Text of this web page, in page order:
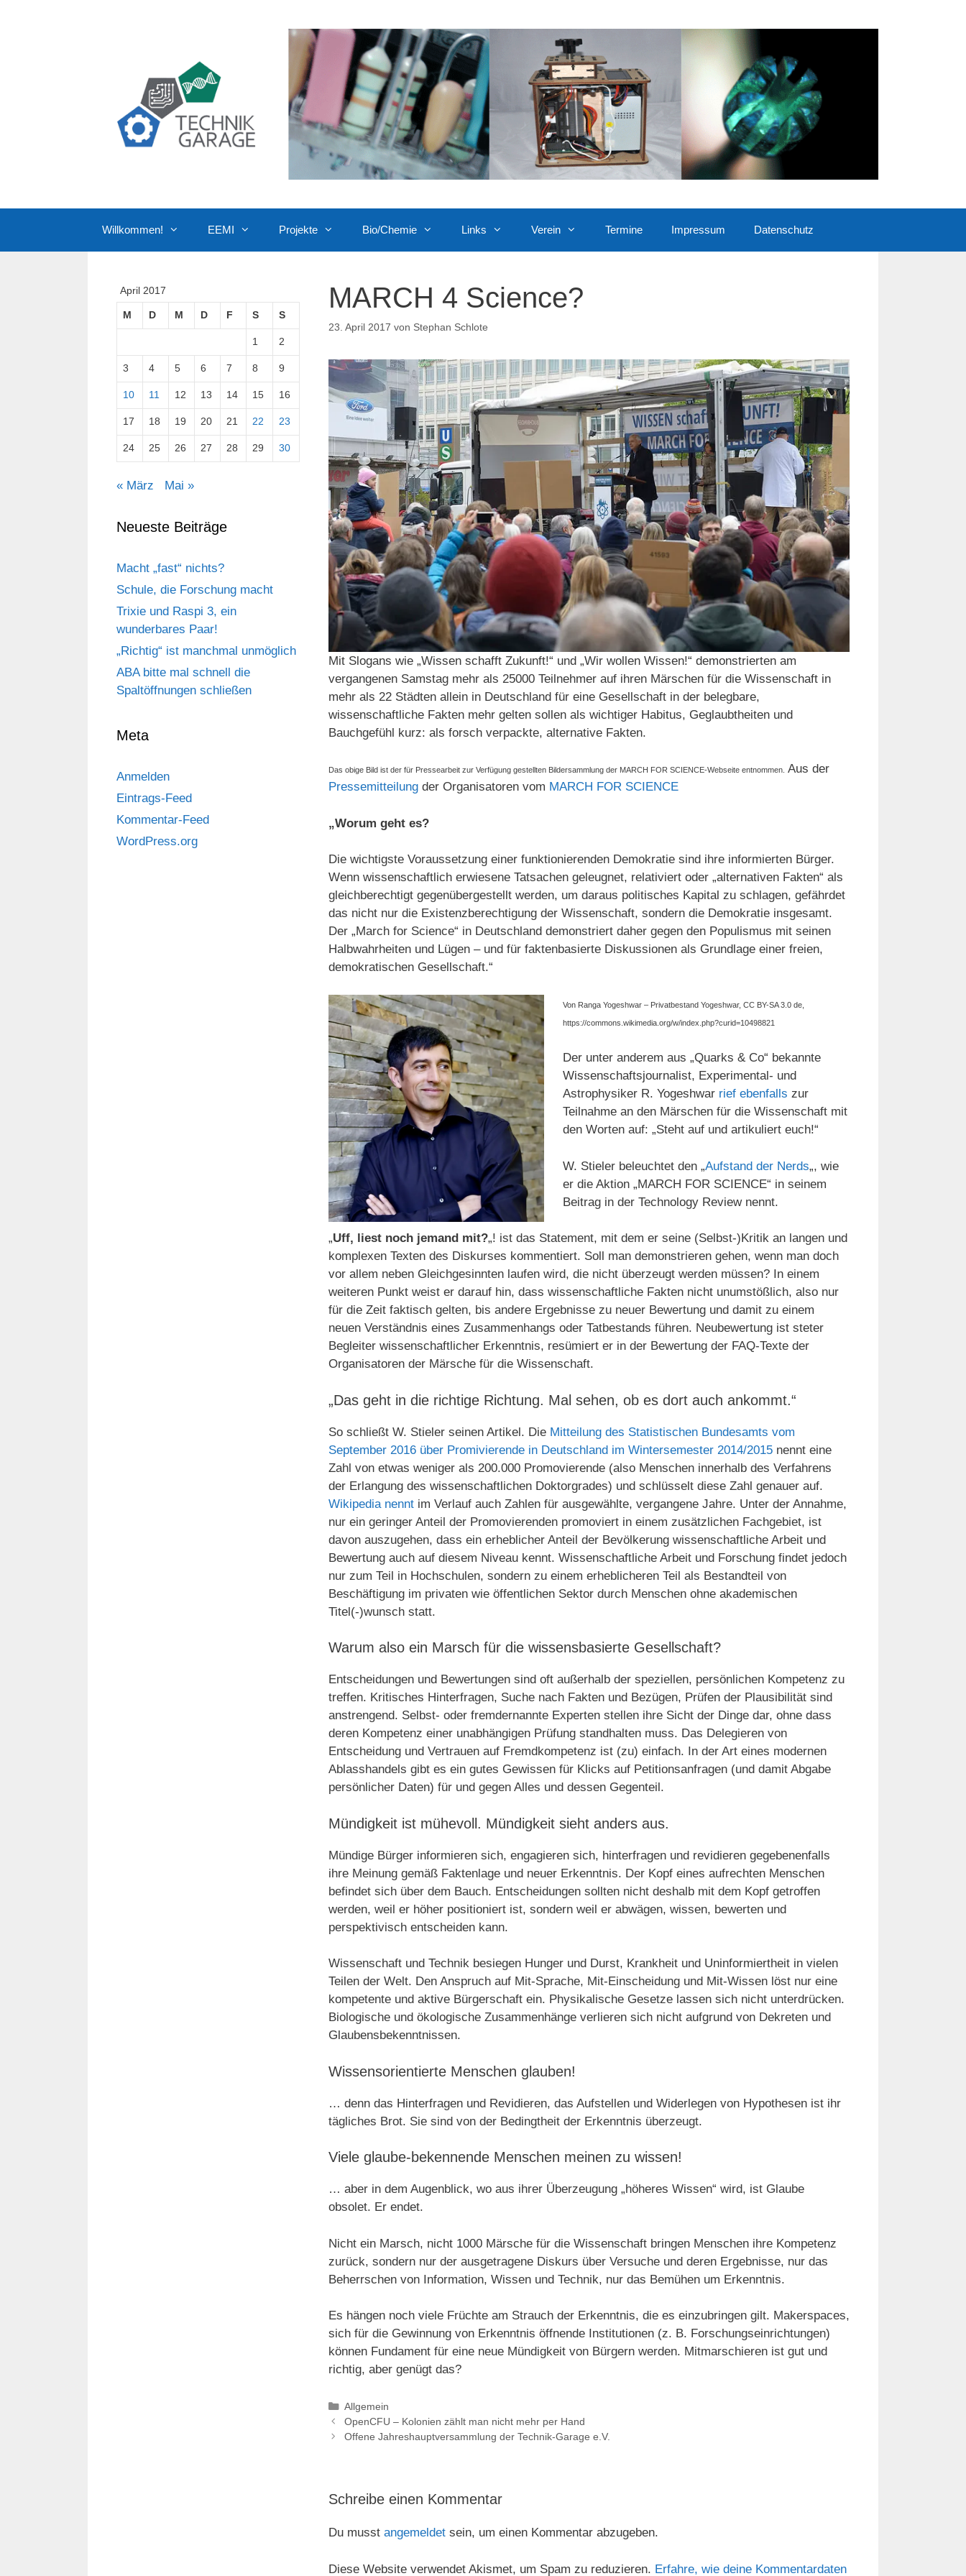
Willkommen! EEMI Projekte Bio/Chemie Links Verein Termine Impressum Datenschutz
MARCH 4 Science?
23. April 2017 von Stephan Schlote
Mit Slogans wie „Wissen schafft Zukunft!“ und „Wir wollen Wissen!“ demonstrierten am
vergangenen Samstag mehr als 25000 Teilnehmer auf ihren Märschen für die Wissenschaft in
mehr als 22 Städten allein in Deutschland für eine Gesellschaft in der belegbare,
wissenschaftliche Fakten mehr gelten sollen als wichtiger Habitus, Geglaubtheiten und
Bauchgefühl kurz: als forsch verpackte, alternative Fakten.
Das obige Bild ist der für Pressearbeit zur Verfügung gestellten Bildersammlung der MARCH FOR SCIENCE-Webseite entnommen. Aus der
Pressemitteilung der Organisatoren vom MARCH FOR SCIENCE
„Worum geht es?
Die wichtigste Voraussetzung einer funktionierenden Demokratie sind ihre informierten Bürger.
Wenn wissenschaftlich erwiesene Tatsachen geleugnet, relativiert oder „alternativen Fakten“ als
gleichberechtigt gegenübergestellt werden, um daraus politisches Kapital zu schlagen, gefährdet
das nicht nur die Existenzberechtigung der Wissenschaft, sondern die Demokratie insgesamt.
Der „March for Science“ in Deutschland demonstriert daher gegen den Populismus mit seinen
Halbwahrheiten und Lügen – und für faktenbasierte Diskussionen als Grundlage einer freien,
demokratischen Gesellschaft.“
Von Ranga Yogeshwar – Privatbestand Yogeshwar, CC BY-SA 3.0 de,
https://commons.wikimedia.org/w/index.php?curid=10498821
Der unter anderem aus „Quarks & Co“ bekannte
Wissenschaftsjournalist, Experimental- und
Astrophysiker R. Yogeshwar rief ebenfalls zur
Teilnahme an den Märschen für die Wissenschaft mit
den Worten auf: „Steht auf und artikuliert euch!“
W. Stieler beleuchtet den „Aufstand der Nerds„, wie
er die Aktion „MARCH FOR SCIENCE“ in seinem
Beitrag in der Technology Review nennt.
„Uff, liest noch jemand mit?„! ist das Statement, mit dem er seine (Selbst-)Kritik an langen und
komplexen Texten des Diskurses kommentiert. Soll man demonstrieren gehen, wenn man doch
vor allem neben Gleichgesinnten laufen wird, die nicht überzeugt werden müssen? In einem
weiteren Punkt weist er darauf hin, dass wissenschaftliche Fakten nicht unumstößlich, also nur
für die Zeit faktisch gelten, bis andere Ergebnisse zu neuer Bewertung und damit zu einem
neuen Verständnis eines Zusammenhangs oder Tatbestands führen. Neubewertung ist steter
Begleiter wissenschaftlicher Erkenntnis, resümiert er in der Bewertung der FAQ-Texte der
Organisatoren der Märsche für die Wissenschaft.
„Das geht in die richtige Richtung. Mal sehen, ob es dort auch ankommt.“
So schließt W. Stieler seinen Artikel. Die Mitteilung des Statistischen Bundesamts vom
September 2016 über Promivierende in Deutschland im Wintersemester 2014/2015 nennt eine
Zahl von etwas weniger als 200.000 Promovierende (also Menschen innerhalb des Verfahrens
der Erlangung des wissenschaftlichen Doktorgrades) und schlüsselt diese Zahl genauer auf.
Wikipedia nennt im Verlauf auch Zahlen für ausgewählte, vergangene Jahre. Unter der Annahme,
nur ein geringer Anteil der Promovierenden promoviert in einem zusätzlichen Fachgebiet, ist
davon auszugehen, dass ein erheblicher Anteil der Bevölkerung wissenschaftliche Arbeit und
Bewertung auch auf diesem Niveau kennt. Wissenschaftliche Arbeit und Forschung findet jedoch
nur zum Teil in Hochschulen, sondern zu einem erheblicheren Teil als Bestandteil von
Beschäftigung im privaten wie öffentlichen Sektor durch Menschen ohne akademischen
Titel(-)wunsch statt.
Warum also ein Marsch für die wissensbasierte Gesellschaft?
Entscheidungen und Bewertungen sind oft außerhalb der speziellen, persönlichen Kompetenz zu
treffen. Kritisches Hinterfragen, Suche nach Fakten und Bezügen, Prüfen der Plausibilität sind
anstrengend. Selbst- oder fremdernannte Experten stellen ihre Sicht der Dinge dar, ohne dass
deren Kompetenz einer unabhängigen Prüfung standhalten muss. Das Delegieren von
Entscheidung und Vertrauen auf Fremdkompetenz ist (zu) einfach. In der Art eines modernen
Ablasshandels gibt es ein gutes Gewissen für Klicks auf Petitionsanfragen (und damit Abgabe
persönlicher Daten) für und gegen Alles und dessen Gegenteil.
Mündigkeit ist mühevoll. Mündigkeit sieht anders aus.
Mündige Bürger informieren sich, engagieren sich, hinterfragen und revidieren gegebenenfalls
ihre Meinung gemäß Faktenlage und neuer Erkenntnis. Der Kopf eines aufrechten Menschen
befindet sich über dem Bauch. Entscheidungen sollten nicht deshalb mit dem Kopf getroffen
werden, weil er höher positioniert ist, sondern weil er abwägen, wissen, bewerten und
perspektivisch entscheiden kann.
Wissenschaft und Technik besiegen Hunger und Durst, Krankheit und Uninformiertheit in vielen
Teilen der Welt. Den Anspruch auf Mit-Sprache, Mit-Einscheidung und Mit-Wissen löst nur eine
kompetente und aktive Bürgerschaft ein. Physikalische Gesetze lassen sich nicht unterdrücken.
Biologische und ökologische Zusammenhänge verlieren sich nicht aufgrund von Dekreten und
Glaubensbekenntnissen.
Wissensorientierte Menschen glauben!
… denn das Hinterfragen und Revidieren, das Aufstellen und Widerlegen von Hypothesen ist ihr
tägliches Brot. Sie sind von der Bedingtheit der Erkenntnis überzeugt.
Viele glaube-bekennende Menschen meinen zu wissen!
… aber in dem Augenblick, wo aus ihrer Überzeugung „höheres Wissen“ wird, ist Glaube
obsolet. Er endet.
Nicht ein Marsch, nicht 1000 Märsche für die Wissenschaft bringen Menschen ihre Kompetenz
zurück, sondern nur der ausgetragene Diskurs über Versuche und deren Ergebnisse, nur das
Beherrschen von Information, Wissen und Technik, nur das Bemühen um Erkenntnis.
Es hängen noch viele Früchte am Strauch der Erkenntnis, die es einzubringen gilt. Makerspaces,
sich für die Gewinnung von Erkenntnis öffnende Institutionen (z. B. Forschungseinrichtungen)
können Fundament für eine neue Mündigkeit von Bürgern werden. Mitmarschieren ist gut und
richtig, aber genügt das?
Kategorien
Allgemein
OpenCFU – Kolonien zählt man nicht mehr per Hand
Offene Jahreshauptversammlung der Technik-Garage e.V.
Schreibe einen Kommentar
Du musst angemeldet sein, um einen Kommentar abzugeben.
Diese Website verwendet Akismet, um Spam zu reduzieren. Erfahre, wie deine Kommentardaten
April 2017
M D M D F S S
1 2
3 4 5 6 7 8 9
10 11 12 13 14 15 16
17 18 19 20 21 22 23
24 25 26 27 28 29 30
« März Mai »
Neueste Beiträge
Macht „fast“ nichts?
Schule, die Forschung macht
Trixie und Raspi 3, ein
wunderbares Paar!
„Richtig“ ist manchmal unmöglich
ABA bitte mal schnell die
Spaltöffnungen schließen
Meta
Anmelden
Eintrags-Feed
Kommentar-Feed
WordPress.org